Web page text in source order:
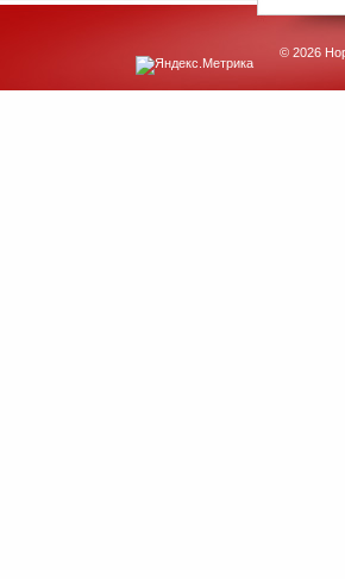
© 2026